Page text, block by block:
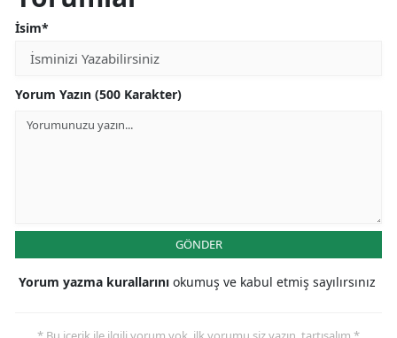
İsim*
Yorum Yazın (500 Karakter)
GÖNDER
Yorum yazma kurallarını okumuş ve kabul etmiş sayılırsınız